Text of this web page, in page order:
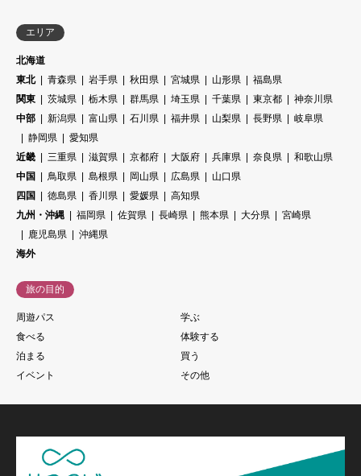
エリア
北海道
東北
青森県 岩手県 秋田県 宮城県 山形県
福島県
関東
茨城県 栃木県 群馬県 埼玉県 千葉県 東京都
神奈川県
中部
新潟県 富山県 石川県 福井県 山梨県 長野県
岐阜県
静岡県
愛知県
近畿
三重県 滋賀県 京都府 大阪府 兵庫県 奈良県
和歌山県
中国
鳥取県 島根県 岡山県 広島県
山口県
四国
徳島県 香川県 愛媛県
高知県
九州・沖縄
福岡県 佐賀県 長崎県 熊本県 大分県
宮崎県
鹿児島県
沖縄県
海外
旅の目的
周遊パス
学ぶ
食べる
体験する
泊まる
買う
イベント
その他